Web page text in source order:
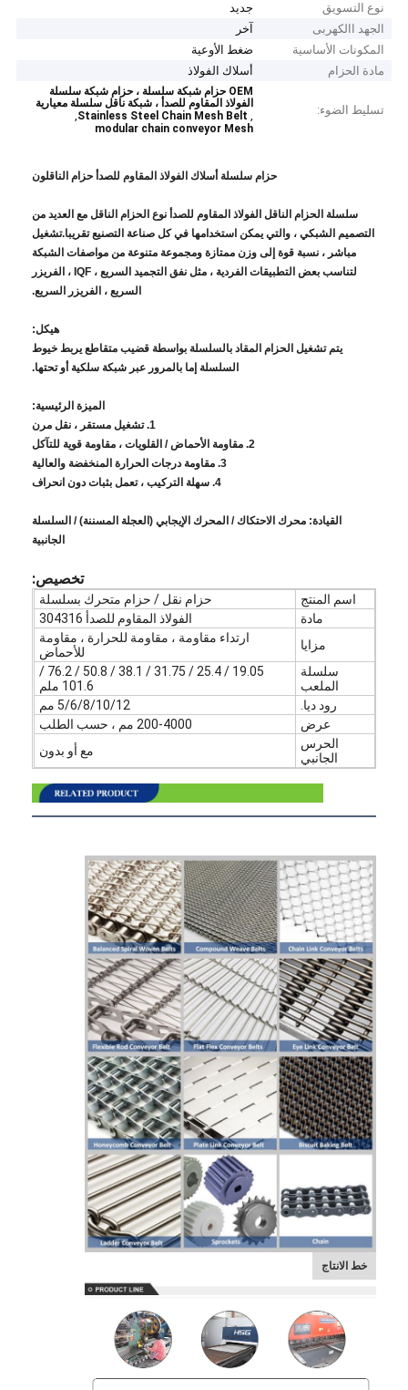
منزل
المنتجات
حول بنا
جولة في المعمل
ضبط الجودة
اتصل بنا
أخبار
جميع القضايا
نوع التسويق
جديد
الجهد االكهربى
آخر
المكونات الأساسية
ضغط الأوعية
مادة الحزام
أسلاك الفولاذ
تسليط الضوء:
OEM حزام شبكة سلسلة ، حزام شبكة سلسلة
الفولاذ المقاوم للصدأ ، شبكة ناقل سلسلة معيارية
,
Stainless Steel Chain Mesh Belt
,
modular chain conveyor Mesh
حزام سلسلة أسلاك الفولاذ المقاوم للصدأ حزام الناقلون
سلسلة الحزام الناقل الفولاذ المقاوم للصدأ نوع الحزام الناقل مع العديد من
التصميم الشبكي ، والتي يمكن استخدامها في كل صناعة التصنيع تقريبا.تشغيل
مباشر ، نسبة قوة إلى وزن ممتازة ومجموعة متنوعة من مواصفات الشبكة
لتناسب بعض التطبيقات الفردية ، مثل نفق التجميد السريع ، IQF ، الفريزر
السريع ، الفريزر السريع.
هيكل:
يتم تشغيل الحزام المقاد بالسلسلة بواسطة قضيب متقاطع يربط خيوط
السلسلة إما بالمرور عبر شبكة سلكية أو تحتها.
الميزة الرئيسية:
1. تشغيل مستقر ، نقل مرن
2. مقاومة الأحماض / القلويات ، مقاومة قوية للتآكل
3. مقاومة درجات الحرارة المنخفضة والعالية
4. سهلة التركيب ، تعمل بثبات دون انحراف
القيادة: محرك الاحتكاك / المحرك الإيجابي (العجلة المسننة) / السلسلة
الجانبية
تخصيص:
اسم المنتج
حزام نقل / حزام متحرك بسلسلة
مادة
الفولاذ المقاوم للصدأ 304316
مزايا
ارتداء مقاومة ، مقاومة للحرارة ، مقاومة
للأحماض
سلسلة
الملعب
19.05 / 25.4 / 31.75 / 38.1 / 50.8 / 76.2 /
101.6 ملم
رود ديا.
5/6/8/10/12 مم
عرض
200-4000 مم ، حسب الطلب
الحرس
الجانبي
مع أو بدون
خط الانتاج